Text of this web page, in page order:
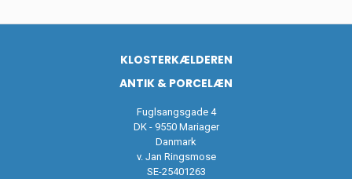
KLOSTERKÆLDEREN
ANTIK & PORCELÆN
Fuglsangsgade 4
DK - 9550 Mariager
Danmark
v. Jan Ringsmose
SE-25401263